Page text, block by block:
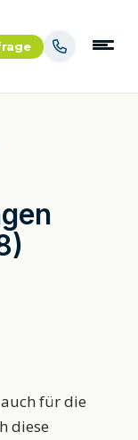
für die
diese